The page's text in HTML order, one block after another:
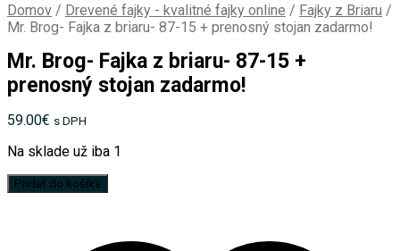
Domov / Drevené fajky - kvalitné fajky online / Fajky z Briaru /
Mr. Brog- Fajka z briaru- 87-15 + prenosný stojan zadarmo!
Mr. Brog- Fajka z briaru- 87-15 +
prenosný stojan zadarmo!
59.00€ s DPH
Na sklade už iba 1
množstvo
Pridať do košíka